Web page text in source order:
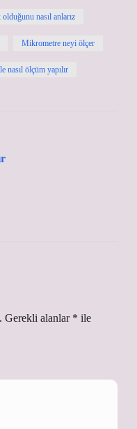
nasıl anlarız
Mikrometre neyi ölçer
nasıl ölçüm yapılır
Gerekli alanlar * ile